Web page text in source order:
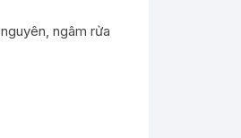
ngâm rửa